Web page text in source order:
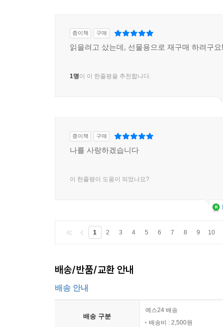
종이책 구매
읽을려고 샀는데, 선물용으로 재구매 하려구요
1명이 이 한줄평을 추천합니다.
종이책 구매
나를 사랑하겠습니다
이 한줄평이 도움이 되었나요?
1 2 3 4 5 6 7 8 9 10
배송/반품/교환 안내
배송 안내
배송 구분
예스24 배송
배송비 : 2,500원